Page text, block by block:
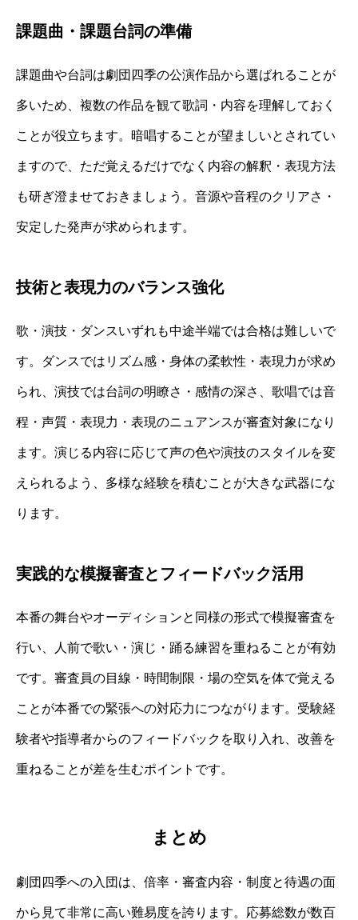
課題曲・課題台詞の準備
課題曲や台詞は劇団四季の公演作品から選ばれることが
多いため、複数の作品を観て歌詞・内容を理解しておく
ことが役立ちます。暗唱することが望ましいとされてい
ますので、ただ覚えるだけでなく内容の解釈・表現方法
も研ぎ澄ませておきましょう。音源や音程のクリアさ・
安定した発声が求められます。
技術と表現力のバランス強化
歌・演技・ダンスいずれも中途半端では合格は難しいで
す。ダンスではリズム感・身体の柔軟性・表現力が求め
られ、演技では台詞の明瞭さ・感情の深さ、歌唱では音
程・声質・表現力・表現のニュアンスが審査対象になり
ます。演じる内容に応じて声の色や演技のスタイルを変
えられるよう、多様な経験を積むことが大きな武器にな
ります。
実践的な模擬審査とフィードバック活用
本番の舞台やオーディションと同様の形式で模擬審査を
行い、人前で歌い・演じ・踊る練習を重ねることが有効
です。審査員の目線・時間制限・場の空気を体で覚える
ことが本番での緊張への対応力につながります。受験経
験者や指導者からのフィードバックを取り入れ、改善を
重ねることが差を生むポイントです。
まとめ
劇団四季への入団は、倍率・審査内容・制度と待遇の面
から見て非常に高い難易度を誇ります。応募総数が数百